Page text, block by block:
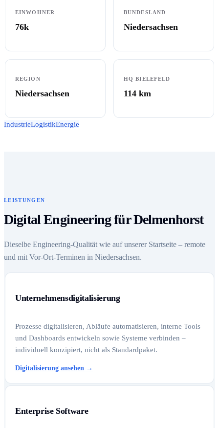
EINWOHNER
76k
BUNDESLAND
Niedersachsen
REGION
Niedersachsen
HQ BIELEFELD
114 km
IndustrieLogistikEnergie
LEISTUNGEN
Digital Engineering für Delmenhorst
Dieselbe Engineering-Qualität wie auf unserer Startseite – remote
und mit Vor-Ort-Terminen in Niedersachsen.
Unternehmensdigitalisierung
Prozesse digitalisieren, Abläufe automatisieren, interne Tools
und Dashboards entwickeln sowie Systeme verbinden –
individuell konzipiert, nicht als Standardpaket.
Digitalisierung ansehen →
Enterprise Software